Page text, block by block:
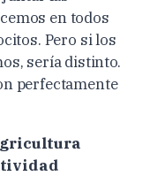
en todos
Pero si los
sería distinto.
perfectamente